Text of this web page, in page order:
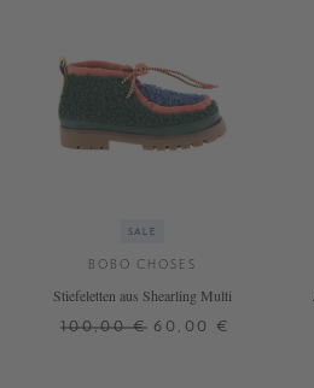
SALE
BOBO CHOSES
Stiefeletten aus Shearling Multi
100,00 € 60,00 €